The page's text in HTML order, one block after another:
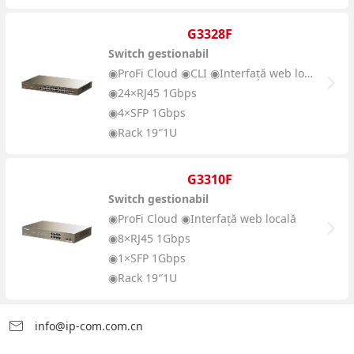
G3328F
Switch gestionabil
◉ProFi Cloud ◉CLI ◉Interfață web locală
◉24×RJ45 1Gbps
◉4×SFP 1Gbps
◉Rack 19″1U
G3310F
Switch gestionabil
◉ProFi Cloud ◉Interfață web locală
◉8×RJ45 1Gbps
◉1×SFP 1Gbps
◉Rack 19″1U
info@ip-com.com.cn